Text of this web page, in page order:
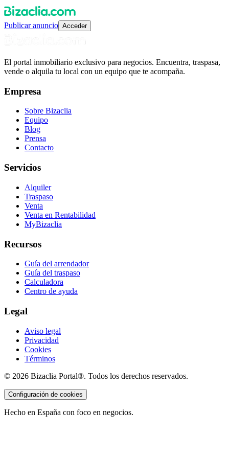
Publicar anuncio Acceder
El portal inmobiliario exclusivo para negocios. Encuentra, traspasa,
vende o alquila tu local con un equipo que te acompaña.
Empresa
Sobre Bizaclia
Equipo
Blog
Prensa
Contacto
Servicios
Alquiler
Traspaso
Venta
Venta en Rentabilidad
MyBizaclia
Recursos
Guía del arrendador
Guía del traspaso
Calculadora
Centro de ayuda
Legal
Aviso legal
Privacidad
Cookies
Términos
© 2026 Bizaclia Portal®. Todos los derechos reservados.
Configuración de cookies
Hecho en España con foco en negocios.